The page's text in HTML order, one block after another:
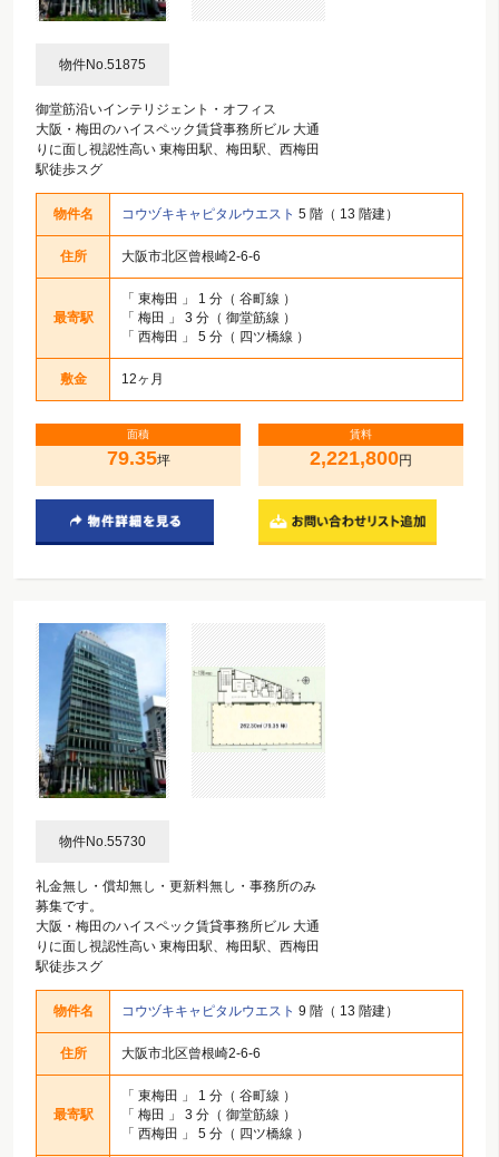
物件No.51875
御堂筋沿いインテリジェント・オフィス
大阪・梅田のハイスペック賃貸事務所ビル 大通
りに面し視認性高い 東梅田駅、梅田駅、西梅田
駅徒歩スグ
物件名 コウヅキキャピタルウエスト 5 階（ 13 階建）
住所 大阪市北区曾根崎2-6-6
最寄駅
「 東梅田
」 1 分（ 谷町線 ）
「 梅田
」 3 分（ 御堂筋線 ）
「 西梅田 」 5 分（ 四ツ橋線 ）
敷金 12ヶ月
面積
79.35坪
賃料
2,221,800円
物件No.55730
礼金無し・償却無し・更新料無し・事務所のみ
募集です。
大阪・梅田のハイスペック賃貸事務所ビル 大通
りに面し視認性高い 東梅田駅、梅田駅、西梅田
駅徒歩スグ
物件名 コウヅキキャピタルウエスト 9 階（ 13 階建）
住所 大阪市北区曾根崎2-6-6
最寄駅
「 東梅田
」 1 分（ 谷町線 ）
「 梅田
」 3 分（ 御堂筋線 ）
「 西梅田 」 5 分（ 四ツ橋線 ）